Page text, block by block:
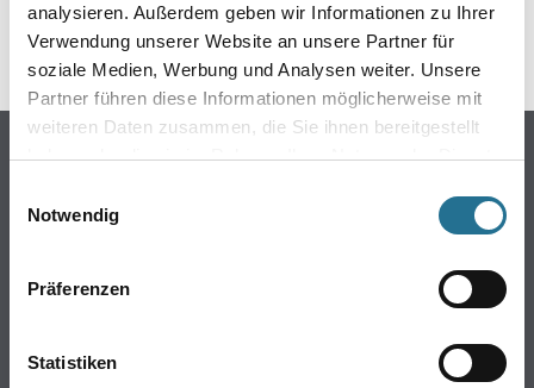
analysieren. Außerdem geben wir Informationen zu Ihrer
Verwendung unserer Website an unsere Partner für
soziale Medien, Werbung und Analysen weiter. Unsere
Partner führen diese Informationen möglicherweise mit
weiteren Daten zusammen, die Sie ihnen bereitgestellt
haben oder die sie im Rahmen Ihrer Nutzung der Dienste
Notwendig
Präferenzen
Statistiken
SPEZIFIKATIONEN
WDV-Systeme
Putze & Spachtelmassen
Wand- & Deckenbeläge